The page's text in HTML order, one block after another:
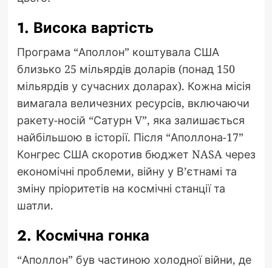
1. Висока вартість
Програма “Аполлон” коштувала США
близько 25 мільярдів доларів (понад 150
мільярдів у сучасних доларах). Кожна місія
вимагала величезних ресурсів, включаючи
ракету-носій “Сатурн V”, яка залишається
найбільшою в історії. Після “Аполлона-17”
Конгрес США скоротив бюджет NASA через
економічні проблеми, війну у В’єтнамі та
зміну пріоритетів на космічні станції та
шатли.
2. Космічна гонка
“Аполлон” був частиною холодної війни, де